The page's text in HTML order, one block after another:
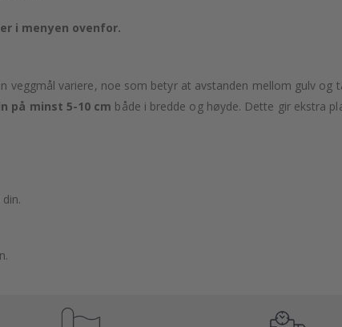
i menyen ovenfor.
veggmål variere, noe som betyr at avstanden mellom gulv og
på minst 5-10 cm både i bredde og høyde. Dette gir ekstra